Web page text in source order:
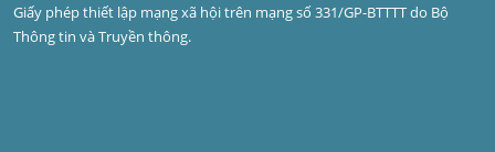
Giấy phép thiết lập mạng xã hội trên mạng số 331/GP-BTTTT do Bộ
Thông tin và Truyền thông.